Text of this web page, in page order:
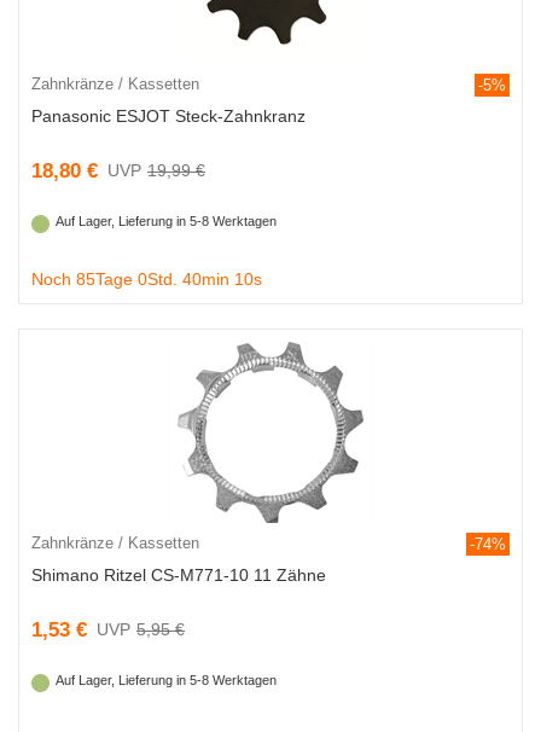
Zahnkränze / Kassetten -5%
Panasonic ESJOT Steck-Zahnkranz
18,80 € 19,99 €
Auf Lager, Lieferung in 5-8 Werktagen
Noch 85Tage 0Std. 40min 9s
Zahnkränze / Kassetten -74%
Shimano Ritzel CS-M771-10 11 Zähne
1,53 € 5,95 €
Auf Lager, Lieferung in 5-8 Werktagen